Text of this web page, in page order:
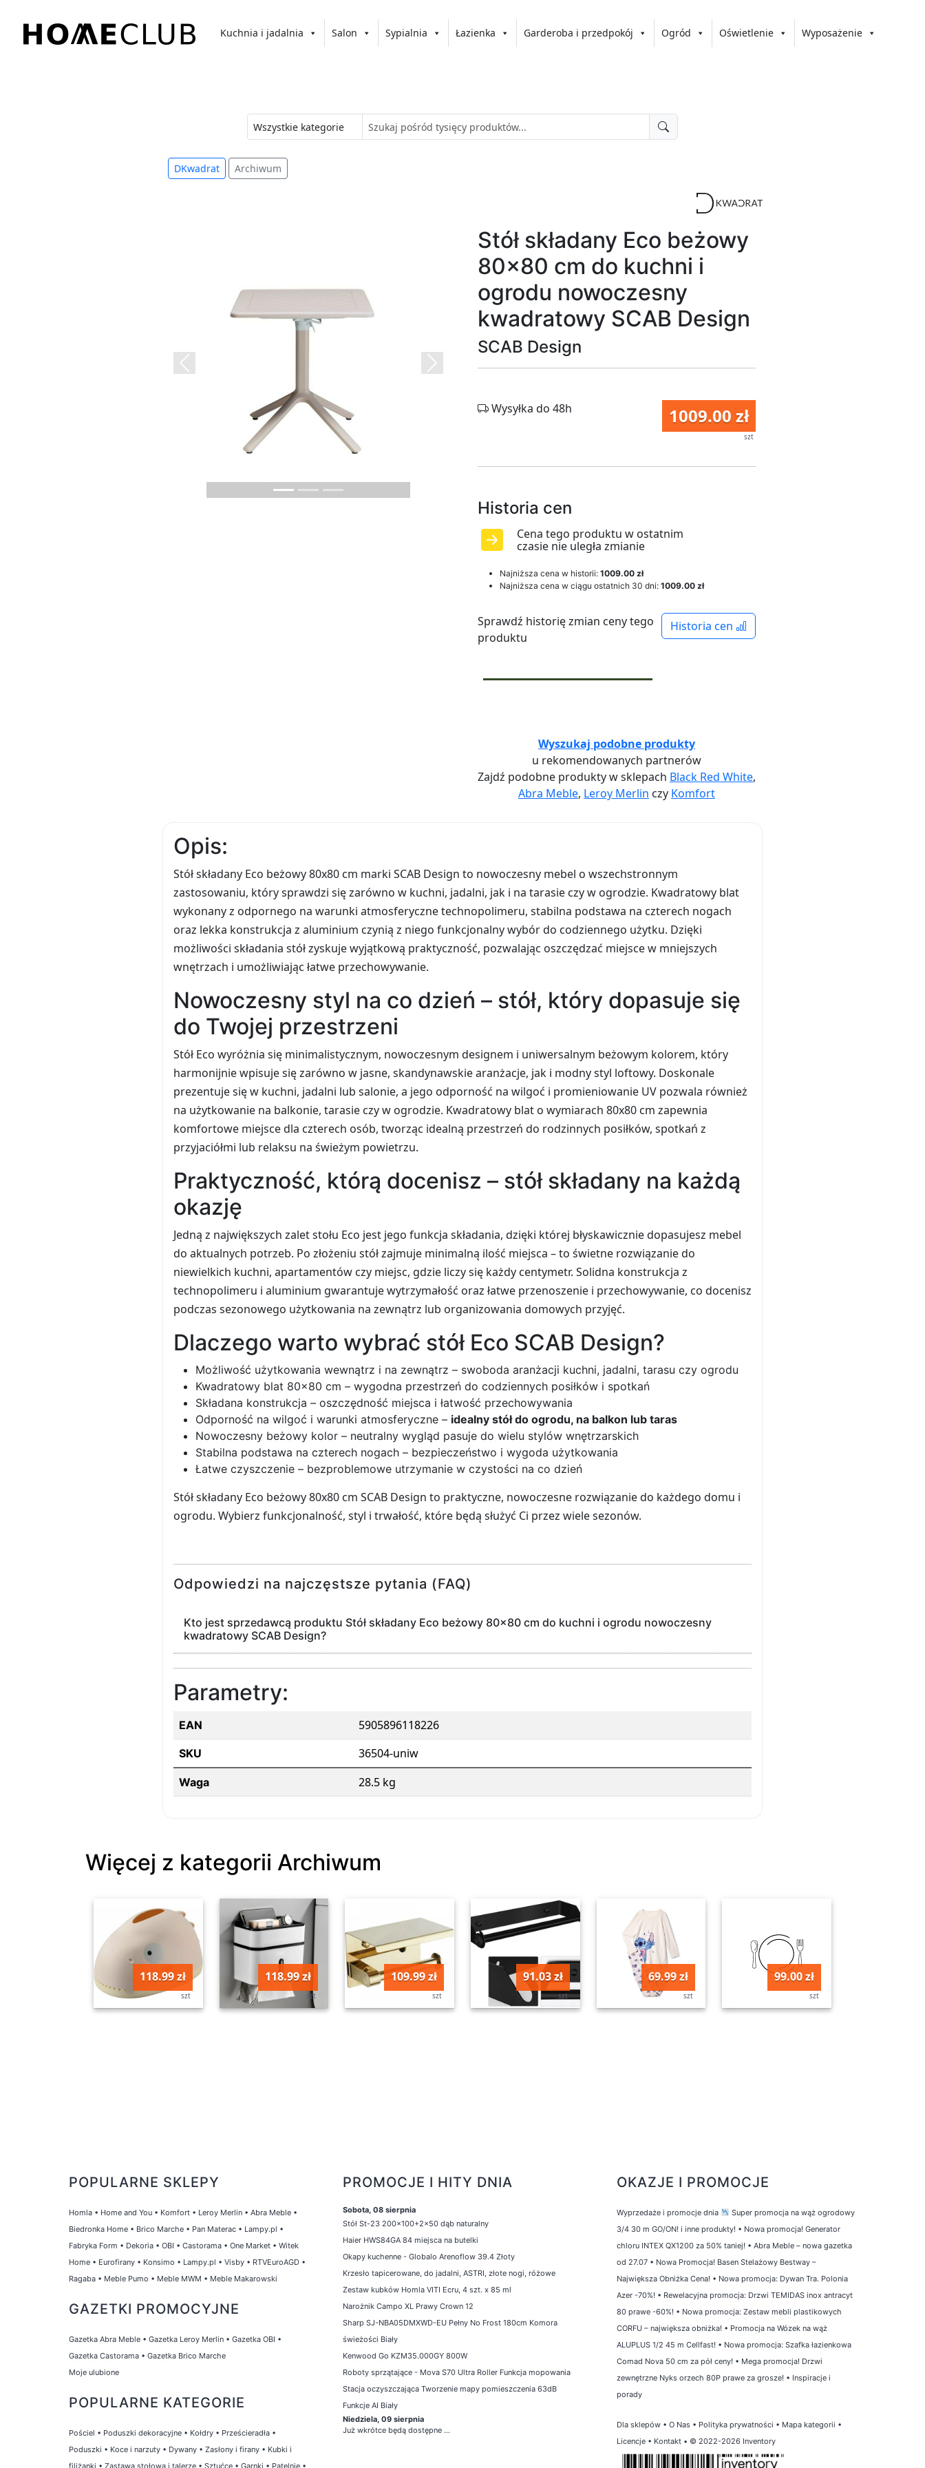
treści
Kuchnia i jadalnia Salon Sypialnia Łazienka Garderoba i przedpokój Ogród Oświetlenie Wyposażenie
DKwadrat Archiwum
Previous Next
Stół składany Eco beżowy
80x80 cm do kuchni i
ogrodu nowoczesny
kwadratowy SCAB Design
SCAB Design
1009.00 zł
szt
Wysyłka do 48h
Historia cen
Cena tego produktu w ostatnim
czasie nie uległa zmianie
Najniższa cena w historii: 1009.00 zł
Najniższa cena w ciągu ostatnich 30 dni: 1009.00 zł
Historia cen
Sprawdź historię zmian ceny tego
produktu
Wyszukaj podobne produkty
u rekomendowanych partnerów
Zajdź podobne produkty w sklepach Black Red White,
Abra Meble, Leroy Merlin czy Komfort
Opis:
Stół składany Eco beżowy 80x80 cm marki SCAB Design to nowoczesny mebel o wszechstronnym
zastosowaniu, który sprawdzi się zarówno w kuchni, jadalni, jak i na tarasie czy w ogrodzie. Kwadratowy blat
wykonany z odpornego na warunki atmosferyczne technopolimeru, stabilna podstawa na czterech nogach
oraz lekka konstrukcja z aluminium czynią z niego funkcjonalny wybór do codziennego użytku. Dzięki
możliwości składania stół zyskuje wyjątkową praktyczność, pozwalając oszczędzać miejsce w mniejszych
wnętrzach i umożliwiając łatwe przechowywanie.
Nowoczesny styl na co dzień – stół, który dopasuje się
do Twojej przestrzeni
Stół Eco wyróżnia się minimalistycznym, nowoczesnym designem i uniwersalnym beżowym kolorem, który
harmonijnie wpisuje się zarówno w jasne, skandynawskie aranżacje, jak i modny styl loftowy. Doskonale
prezentuje się w kuchni, jadalni lub salonie, a jego odporność na wilgoć i promieniowanie UV pozwala również
na użytkowanie na balkonie, tarasie czy w ogrodzie. Kwadratowy blat o wymiarach 80x80 cm zapewnia
komfortowe miejsce dla czterech osób, tworząc idealną przestrzeń do rodzinnych posiłków, spotkań z
przyjaciółmi lub relaksu na świeżym powietrzu.
Praktyczność, którą docenisz – stół składany na każdą
okazję
Jedną z największych zalet stołu Eco jest jego funkcja składania, dzięki której błyskawicznie dopasujesz mebel
do aktualnych potrzeb. Po złożeniu stół zajmuje minimalną ilość miejsca – to świetne rozwiązanie do
niewielkich kuchni, apartamentów czy miejsc, gdzie liczy się każdy centymetr. Solidna konstrukcja z
technopolimeru i aluminium gwarantuje wytrzymałość oraz łatwe przenoszenie i przechowywanie, co docenisz
podczas sezonowego użytkowania na zewnątrz lub organizowania domowych przyjęć.
Dlaczego warto wybrać stół Eco SCAB Design?
Możliwość użytkowania wewnątrz i na zewnątrz – swoboda aranżacji kuchni, jadalni, tarasu czy ogrodu
Kwadratowy blat 80x80 cm – wygodna przestrzeń do codziennych posiłków i spotkań
Składana konstrukcja – oszczędność miejsca i łatwość przechowywania
Odporność na wilgoć i warunki atmosferyczne – idealny stół do ogrodu, na balkon lub taras
Nowoczesny beżowy kolor – neutralny wygląd pasuje do wielu stylów wnętrzarskich
Stabilna podstawa na czterech nogach – bezpieczeństwo i wygoda użytkowania
Łatwe czyszczenie – bezproblemowe utrzymanie w czystości na co dzień
Stół składany Eco beżowy 80x80 cm SCAB Design to praktyczne, nowoczesne rozwiązanie do każdego domu i
ogrodu. Wybierz funkcjonalność, styl i trwałość, które będą służyć Ci przez wiele sezonów.
Odpowiedzi na najczęstsze pytania (FAQ)
Kto jest sprzedawcą produktu Stół składany Eco beżowy 80x80 cm do kuchni i ogrodu nowoczesny
kwadratowy SCAB Design?
Parametry:
EAN 5905896118226
SKU 36504-uniw
Waga 28.5 kg
Więcej z kategorii Archiwum
118.99 zł
szt
118.99 zł
szt
109.99 zł
szt
91.03 zł
szt
69.99 zł
szt
99.00 zł
szt
POPULARNE SKLEPY
Homla • Home and You • Komfort • Leroy Merlin • Abra Meble •
Biedronka Home • Brico Marche • Pan Materac • Lampy.pl •
Fabryka Form • Dekoria • OBI • Castorama • One Market • Witek
Home • Eurofirany • Konsimo • Lampy.pl • Visby • RTVEuroAGD •
Ragaba • Meble Pumo • Meble MWM • Meble Makarowski
GAZETKI PROMOCYJNE
Gazetka Abra Meble • Gazetka Leroy Merlin • Gazetka OBI •
Gazetka Castorama • Gazetka Brico Marche
Moje ulubione
POPULARNE KATEGORIE
Pościel • Poduszki dekoracyjne • Kołdry • Prześcieradła •
Poduszki • Koce i narzuty • Dywany • Zasłony i firany • Kubki i
filiżanki • Zastawa stołowa i talerze • Sztućce • Garnki • Patelnie •
PROMOCJE I HITY DNIA
Sobota, 08 sierpnia
Stół St-23 200x100+2x50 dąb naturalny
Haier HWS84GA 84 miejsca na butelki
Okapy kuchenne - Globalo Arenoflow 39.4 Złoty
Krzesło tapicerowane, do jadalni, ASTRI, złote nogi, różowe
Zestaw kubków Homla VITI Ecru, 4 szt. x 85 ml
Narożnik Campo XL Prawy Crown 12
Sharp SJ-NBA05DMXWD-EU Pełny No Frost 180cm Komora
świeżości Biały
Kenwood Go KZM35.000GY 800W
Roboty sprzątające - Mova S70 Ultra Roller Funkcja mopowania
Stacja oczyszczająca Tworzenie mapy pomieszczenia 63dB
Funkcje AI Biały
Niedziela, 09 sierpnia
Już wkrótce będą dostępne ...
OKAZJE I PROMOCJE
Wyprzedaże i promocje dnia
Super promocja na wąż ogrodowy
3/4 30 m GO/ON! i inne produkty! • Nowa promocja! Generator
chloru INTEX QX1200 za 50% taniej! • Abra Meble – nowa gazetka
od 27.07 • Nowa Promocja! Basen Stelażowy Bestway –
Największa Obniżka Cena! • Nowa promocja: Dywan Tra. Polonia
Azer -70%! • Rewelacyjna promocja: Drzwi TEMIDAS inox antracyt
80 prawe -60%! • Nowa promocja: Zestaw mebli plastikowych
CORFU – największa obniżka! • Promocja na Wózek na wąż
ALUPLUS 1/2 45 m Cellfast! • Nowa promocja: Szafka łazienkowa
Comad Nova 50 cm za pół ceny! • Mega promocja! Drzwi
zewnętrzne Nyks orzech 80P prawe za grosze! • Inspiracje i
porady
Dla sklepów • O Nas • Polityka prywatności • Mapa kategorii •
Licencje • Kontakt • © 2022-2026 Inventory